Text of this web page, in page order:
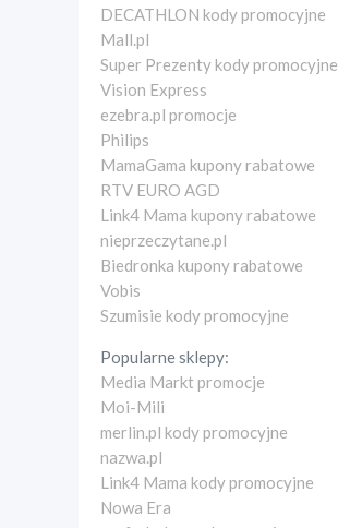
DECATHLON kody promocyjne
Mall.pl
Super Prezenty kody promocyjne
Vision Express
ezebra.pl promocje
Philips
MamaGama kupony rabatowe
RTV EURO AGD
Link4 Mama kupony rabatowe
nieprzeczytane.pl
Biedronka kupony rabatowe
Vobis
Szumisie kody promocyjne
Popularne sklepy:
Media Markt promocje
Moi-Mili
merlin.pl kody promocyjne
nazwa.pl
Link4 Mama kody promocyjne
Nowa Era